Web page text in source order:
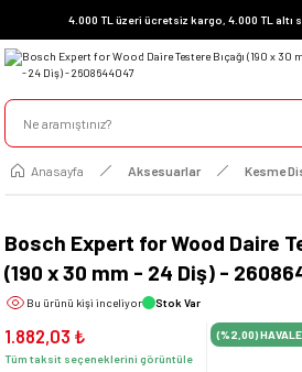
4.000 TL üzeri ücretsiz kargo, 4.000 TL altı
Anasayfa Aksesuarlar Kesme
Bosch Expert for Wood Daire
(190 x 30 mm - 24 Diş) -
Bu ürünü kişi inceliyor Stok Var
1.882,03 ₺
Tüm taksit seçeneklerini görüntüle
(%2,00)